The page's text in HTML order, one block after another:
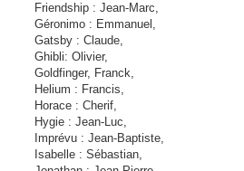
Friendship : Jean-Marc,
Géronimo : Emmanuel,
Gatsby : Claude,
Ghibli: Olivier,
Goldfinger, Franck,
Helium : Francis,
Horace : Cherif,
Hygie : Jean-Luc,
Imprévu : Jean-Baptiste,
Isabelle : Sébastian,